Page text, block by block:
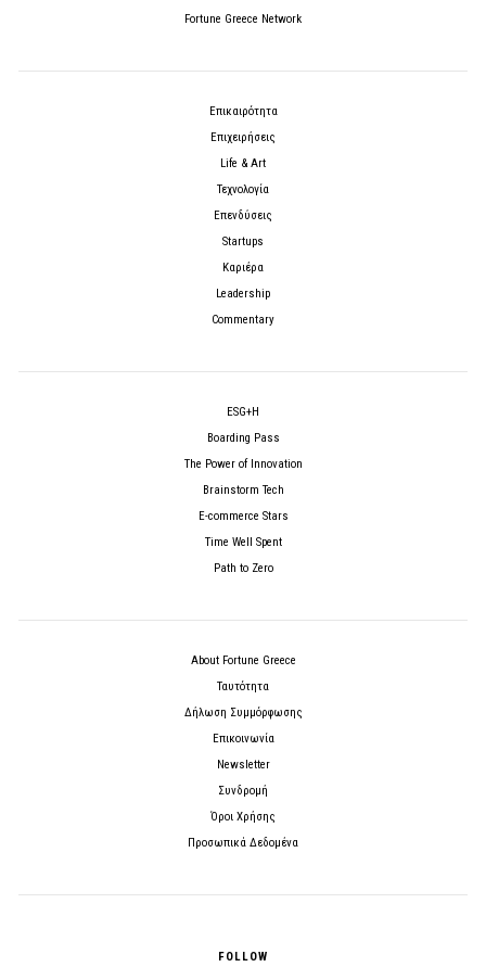
Fortune Greece Network
Επικαιρότητα
Επιχειρήσεις
Life & Art
Τεχνολογία
Επενδύσεις
Startups
Καριέρα
Leadership
Commentary
ESG+H
Boarding Pass
The Power of Innovation
Brainstorm Tech
E-commerce Stars
Time Well Spent
Path to Zero
About Fortune Greece
Ταυτότητα
Δήλωση Συμμόρφωσης
Επικοινωνία
Newsletter
Συνδρομή
Όροι Χρήσης
Προσωπικά Δεδομένα
FOLLOW